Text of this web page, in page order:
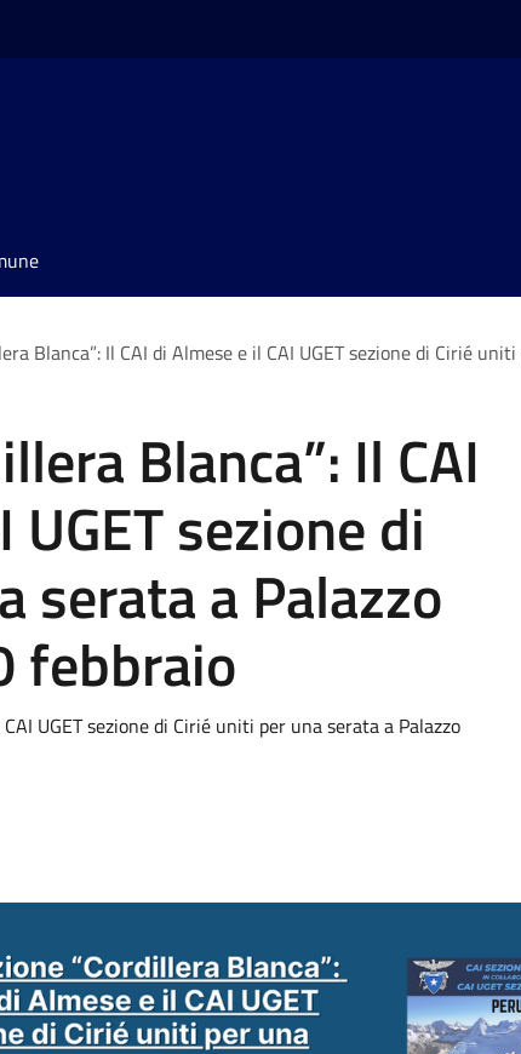
Blanca”: Il CAI di Almese e il CAI UGET sezione di Cirié
Blanca”: Il CAI
sezione di
serata a Palazzo
febbraio
UGET sezione di Cirié uniti per una serata a Palazzo